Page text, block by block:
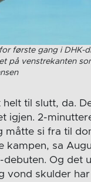
første gang i DHK-
på venstrekanten
til slutt, da.
igjen. 2-
måtte si fra til
kampen, sa
debuten. Og det
vond skulder